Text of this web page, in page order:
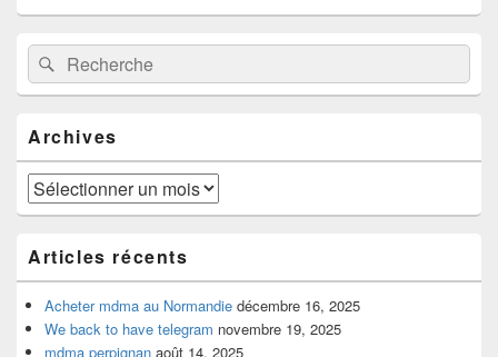
Zone
principale
de
widget
barre
latérale
Recherche :Rechercher
Archives
Archives
Articles récents
Acheter mdma au Normandie décembre 16, 2025
We back to have telegram novembre 19, 2025
mdma perpignan août 14, 2025